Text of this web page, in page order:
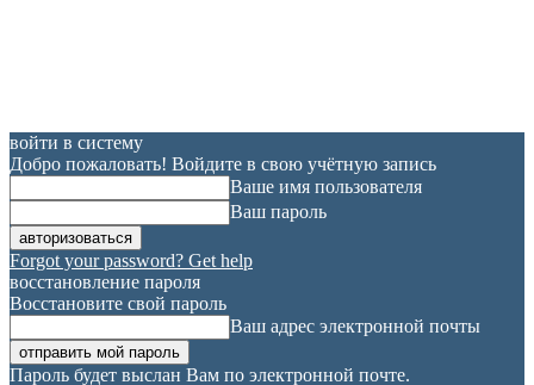
войти в систему
Добро пожаловать! Войдите в свою учётную запись
Ваше имя пользователя
Ваш пароль
Forgot your password? Get help
восстановление пароля
Восстановите свой пароль
Ваш адрес электронной почты
Пароль будет выслан Вам по электронной почте.